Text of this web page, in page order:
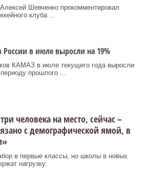
Шевченко прокомментировал
клуба ...
в июле выросли на 19%
КАМАЗ в июле текущего года выросли
прошлого ...
человека на место, сейчас –
с демографической ямой, в
в первые классы, но школы в новых
нагрузку.